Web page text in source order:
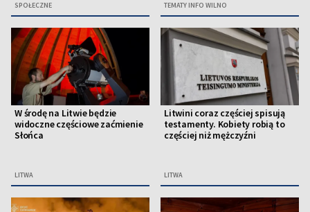
SPOŁECZNE TEMATY INFO WILNO
W środę na Litwie będzie
widoczne częściowe zaćmienie
Słońca
LITWA
Litwini coraz częściej spisują
testamenty. Kobiety robią to
częściej niż mężczyźni
LITWA